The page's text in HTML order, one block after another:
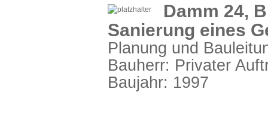
Damm 24,
Sanierung eines
Planung und
Bauherr: Privater
Baujahr: 1997